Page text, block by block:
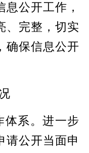
公开工作，
、完整，切实
确保信息公开
体系。进一步
请公开当面申